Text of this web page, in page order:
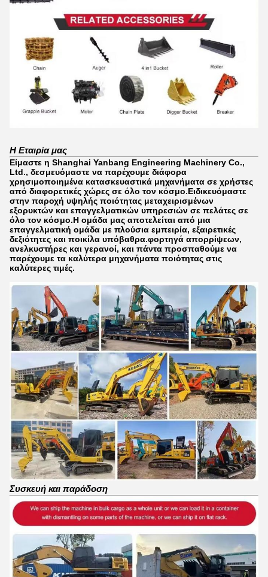
Η Εταιρία μας
Είμαστε η Shanghai Yanbang Engineering Machinery Co.,
Ltd., δεσμευόμαστε να παρέχουμε διάφορα
χρησιμοποιημένα κατασκευαστικά μηχανήματα σε χρήστες
από διαφορετικές χώρες σε όλο τον κόσμο.Ειδικευόμαστε
στην παροχή υψηλής ποιότητας μεταχειρισμένων
εξορυκτών και επαγγελματικών υπηρεσιών σε πελάτες σε
όλο τον κόσμο.Η ομάδα μας αποτελείται από μια
επαγγελματική ομάδα με πλούσια εμπειρία, εξαιρετικές
δεξιότητες και ποικίλα υπόβαθρα.φορτηγά απορρίψεων,
ανελκυστήρες και γερανοί, και πάντα προσπαθούμε να
παρέχουμε τα καλύτερα μηχανήματα ποιότητας στις
καλύτερες τιμές.
Συσκευή και παράδοση